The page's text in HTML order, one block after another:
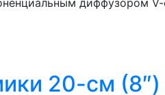
диффузором
20-см (8″)